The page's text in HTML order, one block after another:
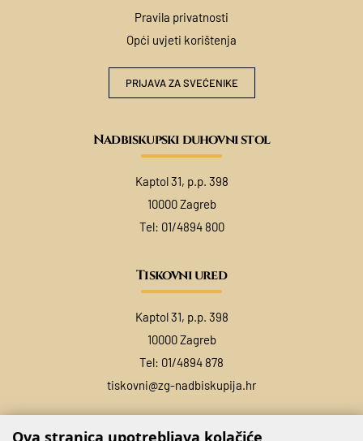
Pravila privatnosti
Opći uvjeti korištenja
PRIJAVA ZA SVEĆENIKE
Nadbiskupski duhovni stol
Kaptol 31, p.p. 398
10000 Zagreb
Tel: 01/4894 800
Tiskovni ured
Kaptol 31, p.p. 398
10000 Zagreb
Tel: 01/4894 878
tiskovni@zg-nadbiskupija.hr
Ova stranica upotrebljava kolačiće